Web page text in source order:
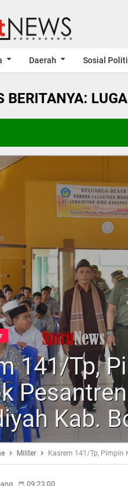
Daerah Sosial
BERITANYA:
141/Tp,
Kab.
Militer Kasrem 141/Tp, Pimpin
09:23:00